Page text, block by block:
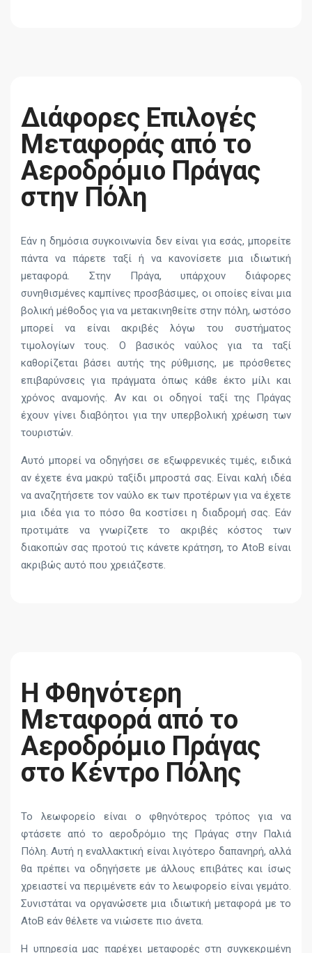
Διάφορες Επιλογές
Μεταφοράς από το
Αεροδρόμιο Πράγας
στην Πόλη
Εάν η δημόσια συγκοινωνία δεν είναι για εσάς, μπορείτε
πάντα να πάρετε ταξί ή να κανονίσετε μια ιδιωτική
μεταφορά. Στην Πράγα, υπάρχουν διάφορες
συνηθισμένες καμπίνες προσβάσιμες, οι οποίες είναι μια
βολική μέθοδος για να μετακινηθείτε στην πόλη, ωστόσο
μπορεί να είναι ακριβές λόγω του συστήματος
τιμολογίων τους. Ο βασικός ναύλος για τα ταξί
καθορίζεται βάσει αυτής της ρύθμισης, με πρόσθετες
επιβαρύνσεις για πράγματα όπως κάθε έκτο μίλι και
χρόνος αναμονής. Αν και οι οδηγοί ταξί της Πράγας
έχουν γίνει διαβόητοι για την υπερβολική χρέωση των
τουριστών.
Αυτό μπορεί να οδηγήσει σε εξωφρενικές τιμές, ειδικά
αν έχετε ένα μακρύ ταξίδι μπροστά σας. Είναι καλή ιδέα
να αναζητήσετε τον ναύλο εκ των προτέρων για να έχετε
μια ιδέα για το πόσο θα κοστίσει η διαδρομή σας. Εάν
προτιμάτε να γνωρίζετε το ακριβές κόστος των
διακοπών σας προτού τις κάνετε κράτηση, το AtoB είναι
ακριβώς αυτό που χρειάζεστε.
Η Φθηνότερη
Μεταφορά από το
Αεροδρόμιο Πράγας
στο Κέντρο Πόλης
Το λεωφορείο είναι ο φθηνότερος τρόπος για να
φτάσετε από το αεροδρόμιο της Πράγας στην Παλιά
Πόλη. Αυτή η εναλλακτική είναι λιγότερο δαπανηρή, αλλά
θα πρέπει να οδηγήσετε με άλλους επιβάτες και ίσως
χρειαστεί να περιμένετε εάν το λεωφορείο είναι γεμάτο.
Συνιστάται να οργανώσετε μια ιδιωτική μεταφορά με το
AtoB εάν θέλετε να νιώσετε πιο άνετα.
Η υπηρεσία μας παρέχει μεταφορές στη συγκεκριμένη